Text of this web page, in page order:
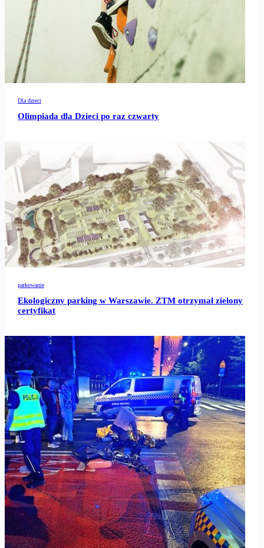
Dla dzieci
Olimpiada dla Dzieci po raz czwarty
parkowanie
Ekologiczny parking w Warszawie. ZTM otrzymał zielony
certyfikat